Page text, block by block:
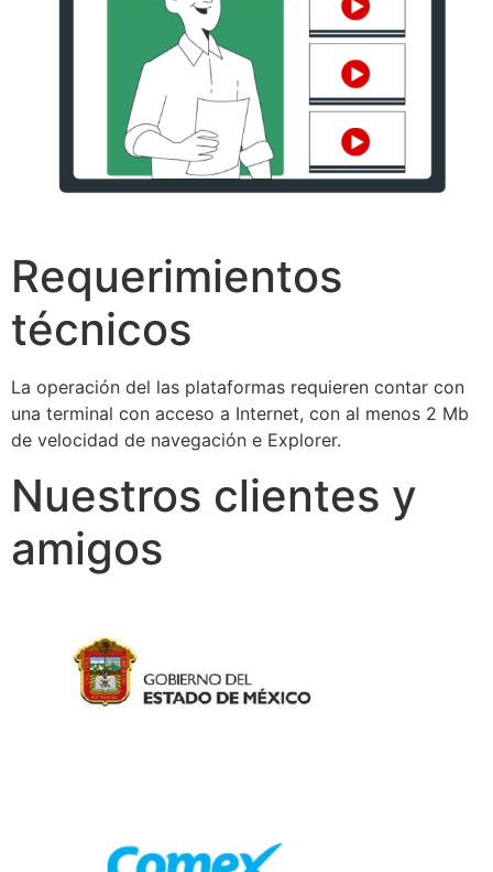
Requerimientos
técnicos
La operación del las plataformas requieren contar con
una terminal con acceso a Internet, con al menos 2 Mb
de velocidad de navegación e Explorer.
Nuestros clientes y
amigos